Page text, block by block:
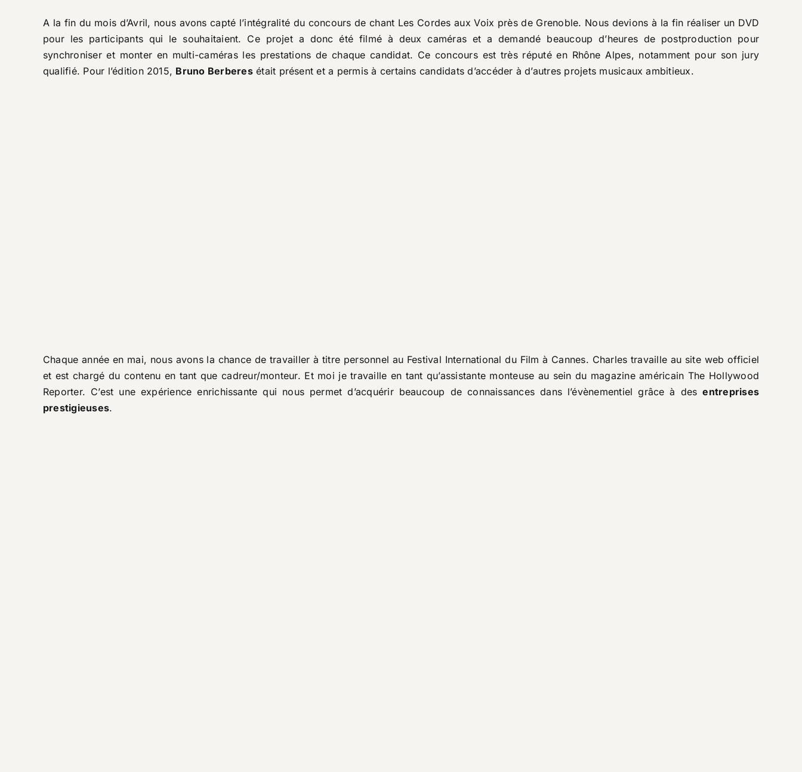
A la fin du mois d’Avril, nous avons capté l’intégralité du concours de chant Les Cordes aux Voix près de Grenoble. Nous devions à la fin réaliser un DVD
pour les participants qui le souhaitaient. Ce projet a donc été filmé à deux caméras et a demandé beaucoup d’heures de postproduction pour
synchroniser et monter en multi-caméras les prestations de chaque candidat. Ce concours est très réputé en Rhône Alpes, notamment pour son jury
qualifié. Pour l’édition 2015, Bruno Berberesétait présent et a permis à certains candidats d’accéder à d’autres projets musicaux ambitieux.
Chaque année en mai, nous avons la chance de travailler à titre personnel au Festival International du Film à Cannes. Charles travaille au site web officiel
et est chargé du contenu en tant que cadreur/monteur. Et moi je travaille en tant qu’assistante monteuse au sein du magazine américain The Hollywood
Reporter. C’est une expérience enrichissante qui nous permet d’acquérir beaucoup de connaissances dans l’évènementiel grâce à desentreprises
prestigieuses.